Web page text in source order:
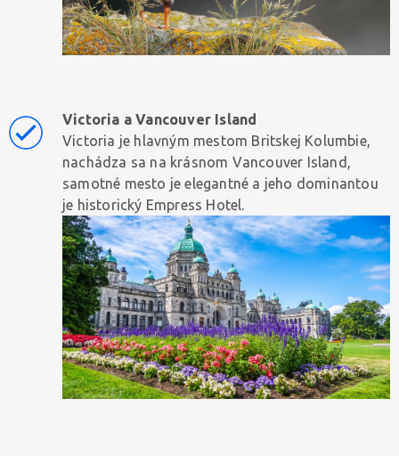
Victoria a Vancouver Island
Victoria je hlavným mestom Britskej Kolumbie,
nachádza sa na krásnom Vancouver Island,
samotné mesto je elegantné a jeho dominantou
je historický Empress Hotel.